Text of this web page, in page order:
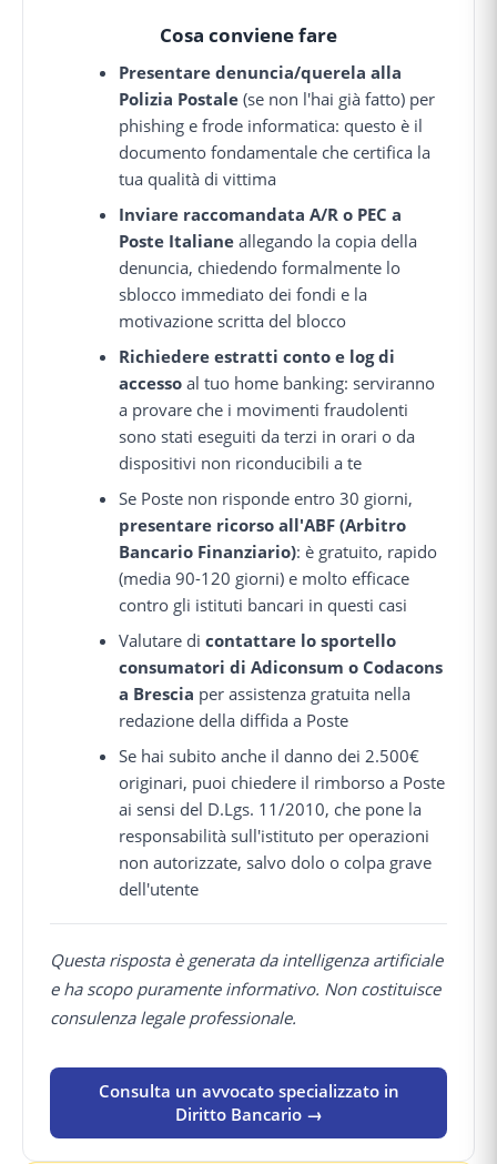
Cosa conviene fare
Presentare denuncia/querela alla
Polizia Postale (se non l'hai già fatto) per
phishing e frode informatica: questo è il
documento fondamentale che certifica la
tua qualità di vittima
Inviare raccomandata A/R o PEC a
Poste Italiane allegando la copia della
denuncia, chiedendo formalmente lo
sblocco immediato dei fondi e la
motivazione scritta del blocco
Richiedere estratti conto e log di
accesso al tuo home banking: serviranno
a provare che i movimenti fraudolenti
sono stati eseguiti da terzi in orari o da
dispositivi non riconducibili a te
Se Poste non risponde entro 30 giorni,
presentare ricorso all'ABF (Arbitro
Bancario Finanziario): è gratuito, rapido
(media 90-120 giorni) e molto efficace
contro gli istituti bancari in questi casi
Valutare dicontattare lo sportello
consumatori di Adiconsum o Codacons
a Brescia per assistenza gratuita nella
redazione della diffida a Poste
Se hai subito anche il danno dei 2.500€
originari, puoi chiedere il rimborso a Poste
ai sensi del D.Lgs. 11/2010, che pone la
responsabilità sull'istituto per operazioni
non autorizzate, salvo dolo o colpa grave
dell'utente
Questa risposta è generata da intelligenza artificiale
e ha scopo puramente informativo. Non costituisce
consulenza legale professionale.
Consulta un avvocato specializzato in
Diritto Bancario →